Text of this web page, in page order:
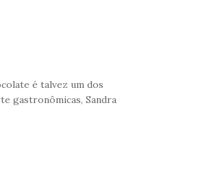
é talvez um dos
gastronômicas, Sandra